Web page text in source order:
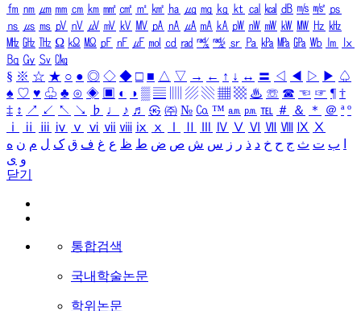
㎙ ㎚ ㎛ ㎜ ㎝ ㎞ ㎟ ㎠ ㎡ ㎢ ㏊ ㎍ ㎎ ㎏ ㏏ ㎈ ㎉ ㏈ ㎧ ㎨ ㎰
㎱ ㎲ ㎳ ㎴ ㎵ ㎶ ㎷ ㎸ ㎹ ㎀ ㎁ ㎂ ㎃ ㎄ ㎺ ㎻ ㎽ ㎾ ㎿ ㎐ ㎑
㎒ ㎓ ㎔ Ω ㏀ ㏁ ㎊ ㎋ ㎌ ㏖ ㏅ ㎭ ㎮ ㎯ ㏛ ㎩ ㎪ ㎫ ㎬ ㏝ ㏐
㏓
㏃ ㏉ ㏜ ㏆
§ ※ ☆ ★ ○ ● ◎ ◇ ◆ □ ■ △ ▽ → ← ↑ ↓ ↔ 〓 ◁ ◀ ▷ ▶ ♤
♠ ♡ ♥ ♧ ♣ ⊙ ◈ ▣ ◐ ◑ ▒ ▤ ▨ ▧ ▦ ▩ ♨ ☏ ☎ ☜ ☞ ¶ †
‡ ↕ ↗ ↙ ↖ ↘ ♭ ♩ ♪ ♬ ㉿ ㈜ № ㏇ ™ ㏂ ㏘ ℡ ＃ ＆ ＊ ＠ ª º
ⅰ
ⅱ ⅲ ⅳ ⅴ ⅵ ⅶ ⅷ ⅸ ⅹ Ⅳ Ⅴ Ⅵ Ⅶ Ⅷ Ⅸ Ⅹ
ب ت ث ج ح خ د ذ ر ز س ش ص ض ط ظ ع غ ف ق ک ل م ن ه
و ی
닫기
통합검색
국내학술논문
학위논문